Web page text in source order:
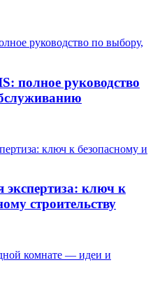
полное руководство
экспертиза: ключ к
строительству